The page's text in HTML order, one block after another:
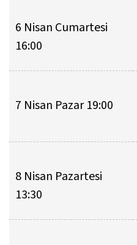
6 Nisan Cumartesi
16:00
7 Nisan Pazar 19:00
8 Nisan Pazartesi
13:30